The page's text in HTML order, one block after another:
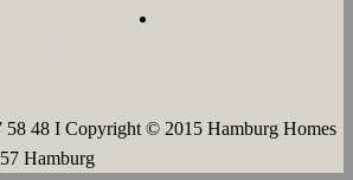
58 48 I Copyright © 2015 Hamburg Homes
Hamburg